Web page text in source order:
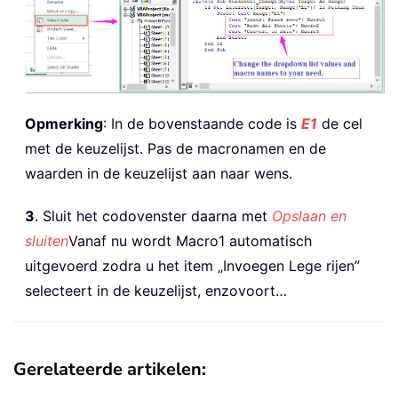
Opmerking: In de bovenstaande code is E1 de cel
met de keuzelijst. Pas de macronamen en de
waarden in de keuzelijst aan naar wens.
3. Sluit het codovenster daarna met Opslaan en
sluitenVanaf nu wordt Macro1 automatisch
uitgevoerd zodra u het item „Invoegen Lege rijen”
selecteert in de keuzelijst, enzovoort…
Gerelateerde artikelen: